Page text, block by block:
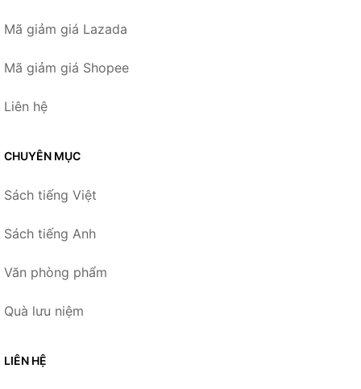
Mã giảm giá Lazada
Mã giảm giá Shopee
Liên hệ
CHUYÊN MỤC
Sách tiếng Việt
Sách tiếng Anh
Văn phòng phẩm
Quà lưu niệm
LIÊN HỆ